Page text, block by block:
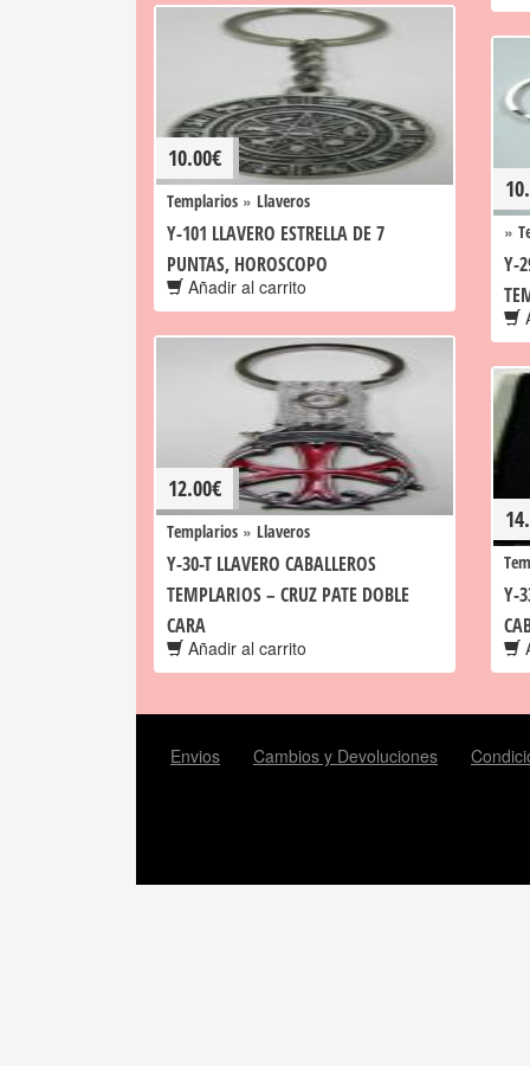
10.00€
Templarios » Llaveros
Y-101 LLAVERO ESTRELLA DE 7
PUNTAS, HOROSCOPO
Añadir al carrito
»
Y-
12.00€
Templarios » Llaveros
Y-30-T LLAVERO CABALLEROS
TEMPLARIOS – CRUZ PATE DOBLE
CARA
Añadir al carrito
Y-
Envios Cambios y Devoluciones